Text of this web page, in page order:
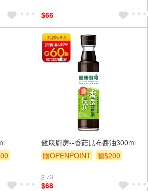
$66
健康廚房--香菇昆布醬油300ml
贈OPENPOINT
贈$200
$ 73
$68